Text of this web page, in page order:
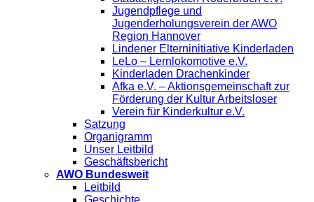
Jugendpflege und
Jugenderholungsverein der AWO
Region Hannover
Lindener Elterninitiative Kinderladen
LeLo – Lernlokomotive e.V.
Kinderladen Drachenkinder
Afka e.V. – Aktionsgemeinschaft zur
Förderung der Kultur Arbeitsloser
Verein für Kinderkultur e.V.
Satzung
Organigramm
Unser Leitbild
Geschäftsbericht
AWO Bundesweit
Leitbild
Geschichte